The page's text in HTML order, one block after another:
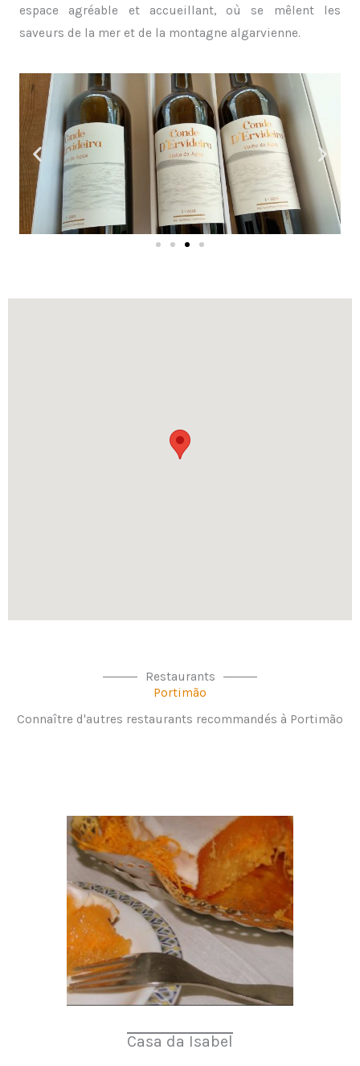
espace agréable et accueillant, où se mêlent les
saveurs de la mer et de la montagne algarvienne.
Restaurants
Portimão
Connaître d'autres restaurants recommandés à Portimão
Casa da Isabel